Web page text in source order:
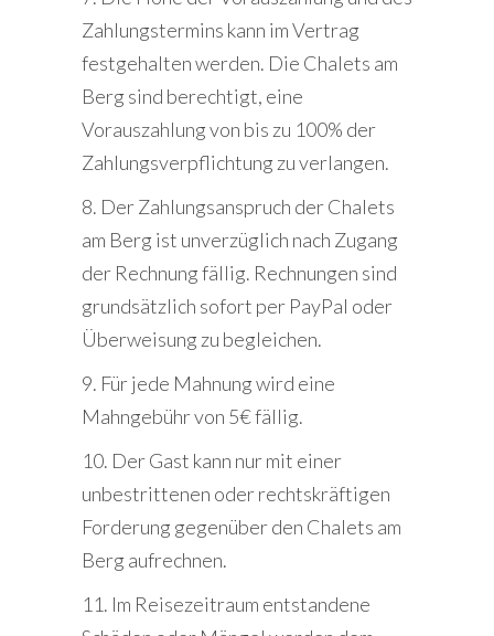
Zahlungstermins kann im Vertrag
festgehalten werden. Die Chalets am
Berg sind berechtigt, eine
Vorauszahlung von bis zu 100% der
Zahlungsverpflichtung zu verlangen.
8. Der Zahlungsanspruch der Chalets
am Berg ist unverzüglich nach Zugang
der Rechnung fällig. Rechnungen sind
grundsätzlich sofort per PayPal oder
Überweisung zu begleichen.
9. Für jede Mahnung wird eine
Mahngebühr von 5€ fällig.
10. Der Gast kann nur mit einer
unbestrittenen oder rechtskräftigen
Forderung gegenüber den Chalets am
Berg aufrechnen.
11. Im Reisezeitraum entstandene